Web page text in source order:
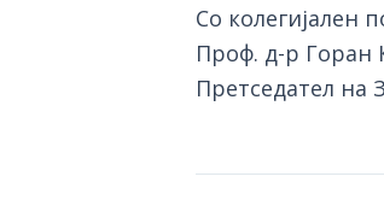
Со колегијален
Проф. д-р Горан
Претседател на